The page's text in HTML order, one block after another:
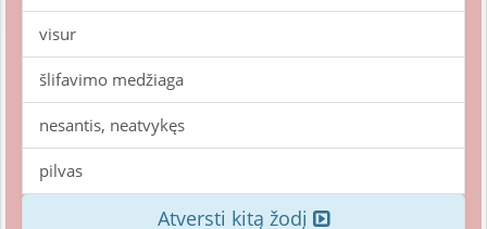
visur
šlifavimo medžiaga
nesantis, neatvykęs
pilvas
Atversti kitą žodį